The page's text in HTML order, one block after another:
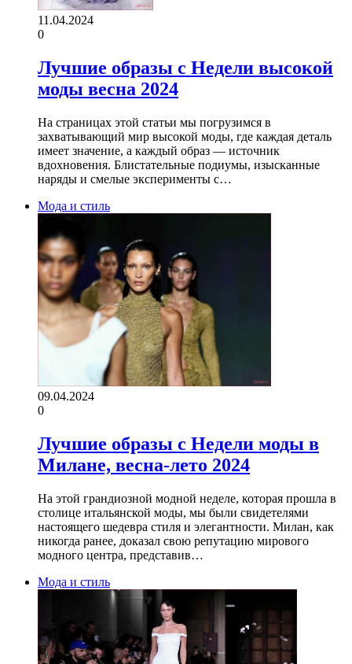
11.04.2024
0
Лучшие образы с Недели высокой
моды весна 2024
На страницах этой статьи мы погрузимся в
захватывающий мир высокой моды, где каждая деталь
имеет значение, а каждый образ — источник
вдохновения. Блистательные подиумы, изысканные
наряды и смелые эксперименты с…
Мода и стиль
09.04.2024
0
Лучшие образы с Недели моды в
Милане, весна-лето 2024
На этой грандиозной модной неделе, которая прошла в
столице итальянской моды, мы были свидетелями
настоящего шедевра стиля и элегантности. Милан, как
никогда ранее, доказал свою репутацию мирового
модного центра, представив…
Мода и стиль